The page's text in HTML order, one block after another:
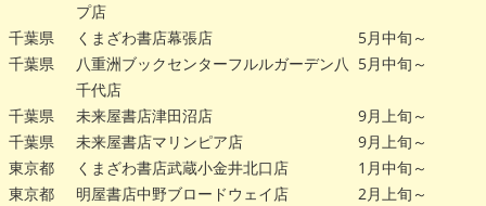
プ店
千葉県 くまざわ書店幕張店
5月中旬～
千葉県
八重洲ブックセンターフルルガーデン八
千代店
5月中旬～
千葉県 未来屋書店津田沼店
9月上旬～
千葉県
未来屋書店マリンピア店
9月上旬～
東京都
くまざわ書店武蔵小金井北口店
1月中旬～
東京都
明屋書店中野ブロードウェイ店
2月上旬～